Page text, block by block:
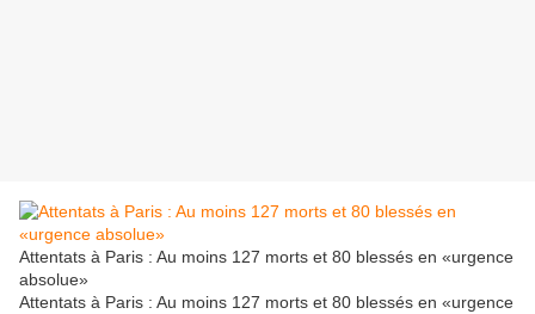
Attentats à Paris : Au moins 127 morts et 80 blessés en «urgence
absolue»
Attentats à Paris : Au moins 127 morts et 80 blessés en «urgence